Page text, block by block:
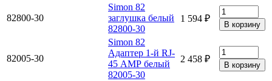
82800-30
Simon 82
заглушка белый
82800-30
1 594 ₽
82005-30
Simon 82
Адаптер 1-й RJ-
45 АМР белый
82005-30
2 458 ₽